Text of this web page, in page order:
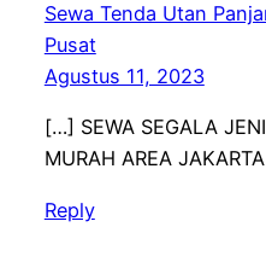
Sewa Tenda Utan
Pusat
Agustus 11, 2023
[…] SEWA SEGALA
MURAH AREA
Reply